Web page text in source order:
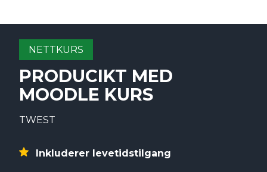
NETTKURS
PRODUCIKT MED
MOODLE KURS
TWEST
Inkluderer levetidstilgang